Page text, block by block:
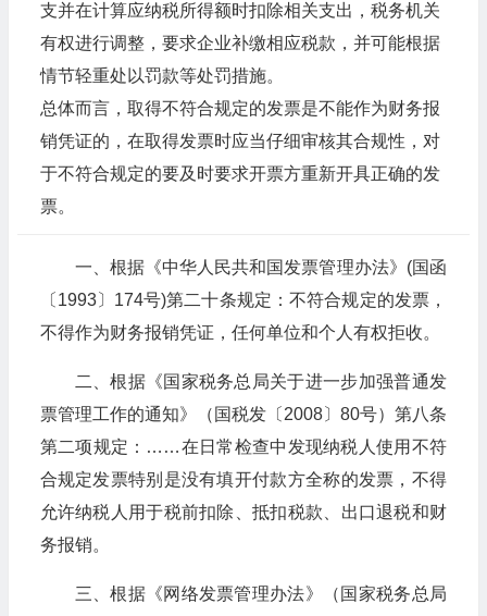
支并在计算应纳税所得额时扣除相关支出，税务机关
有权进行调整，要求企业补缴相应税款，并可能根据
情节轻重处以罚款等处罚措施。
总体而言，取得不符合规定的发票是不能作为财务报
销凭证的，在取得发票时应当仔细审核其合规性，对
于不符合规定的要及时要求开票方重新开具正确的发
票。
一、根据《中华人民共和国发票管理办法》(国函
〔1993〕174号)第二十条规定：不符合规定的发票，
不得作为财务报销凭证，任何单位和个人有权拒收。
二、根据《国家税务总局关于进一步加强普通发
票管理工作的通知》（国税发〔2008〕80号）第八条
第二项规定：……在日常检查中发现纳税人使用不符
合规定发票特别是没有填开付款方全称的发票，不得
允许纳税人用于税前扣除、抵扣税款、出口退税和财
务报销。
三、根据《网络发票管理办法》（国家税务总局